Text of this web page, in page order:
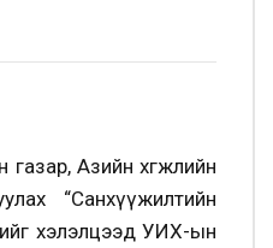
Азийн хөгжлийн
“Санхүүжилтийн
хэлэлцээд УИХ-ын